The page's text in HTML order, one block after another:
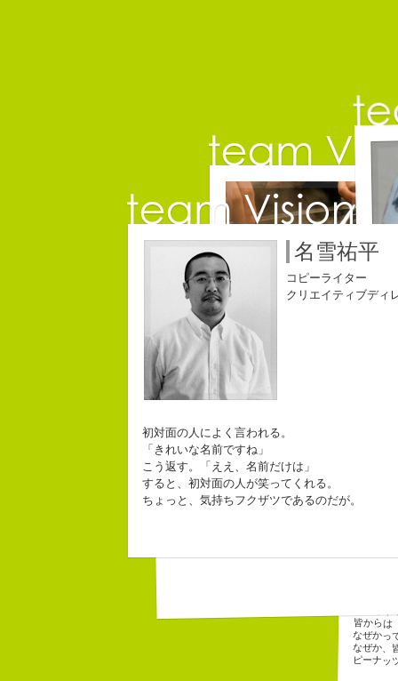
コピ
チームVision 事務局長
皆からは
なぜかっ
なぜか、
ピーナッ
小山佳
なにがしか書いていられるしごとはとって
幸せでとっても怖いですが、きょうもなん
名雪祐平
コピーライター
クリエイティブディ
初対面の人によく言われる。
「きれいな名前ですね」
こう返す。「ええ、名前だけは」
すると、初対面の人が笑ってくれる。
ちょっと、気持ちフクザツであるのだが。